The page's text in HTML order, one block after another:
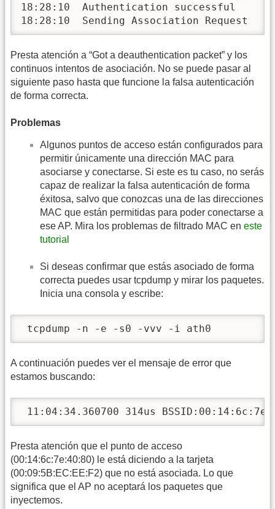
18:28:10  Authentication successful
18:28:10  Sending Association Request
Presta atención a “Got a deauthentication packet” y los
continuos intentos de asociación. No se puede pasar al
siguiente paso hasta que funcione la falsa autenticación
de forma correcta.
Problemas
Algunos puntos de acceso están configurados para
permitir únicamente una dirección MAC para
asociarse y conectarse. Si este es tu caso, no serás
capaz de realizar la falsa autenticación de forma
éxitosa, salvo que conozcas una de las direcciones
MAC que están permitidas para poder conectarse a
ese AP. Mira los problemas de filtrado MAC en este
tutorial
Si deseas confirmar que estás asociado de forma
correcta puedes usar tcpdump y mirar los paquetes.
Inicia una consola y escribe:
tcpdump -n -e -s0 -vvv -i ath0
A continuación puedes ver el mensaje de error que
estamos buscando:
11:04:34.360700 314us
Presta atención que el punto de acceso
(00:14:6c:7e:40:80) le está diciendo a la tarjeta
(00:09:5B:EC:EE:F2) que no está asociada. Lo que
significa que el AP no aceptará los paquetes que
inyectemos.